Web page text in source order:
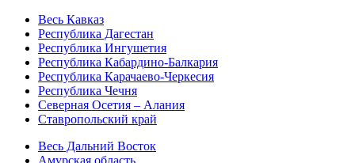
Весь Кавказ
Республика Дагестан
Республика Ингушетия
Республика Кабардино-Балкария
Республика Карачаево-Черкесия
Республика Чечня
Северная Осетия – Алания
Ставропольский край
Весь Дальний Восток
Амурская область